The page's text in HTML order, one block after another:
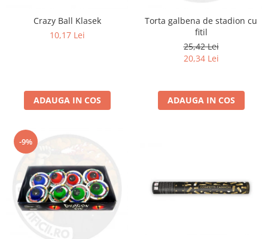
Crazy Ball Klasek
10,17 Lei
ADAUGA IN COS
Torta galbena de stadion cu
fitil
25,42 Lei
20,34 Lei
ADAUGA IN COS
-9%